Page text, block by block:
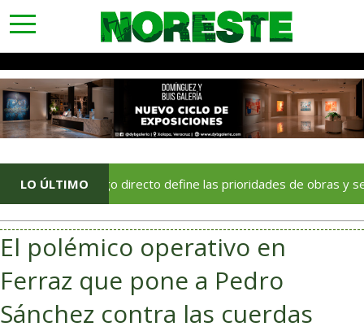
toggle
navigation
LO ÚLTIMO
El diálogo directo define las prioridades de obras y servicios
El polémico operativo en
Ferraz que pone a Pedro
Sánchez contra las cuerdas